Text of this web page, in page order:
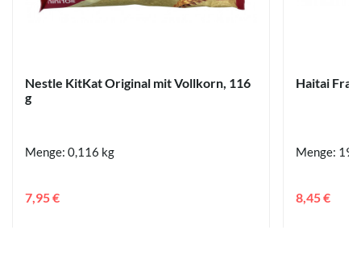
Nestle KitKat Original mit Vollkorn, 116
g
Menge: 0,116 kg
7,95 €
Haitai
Menge:
8,45 €